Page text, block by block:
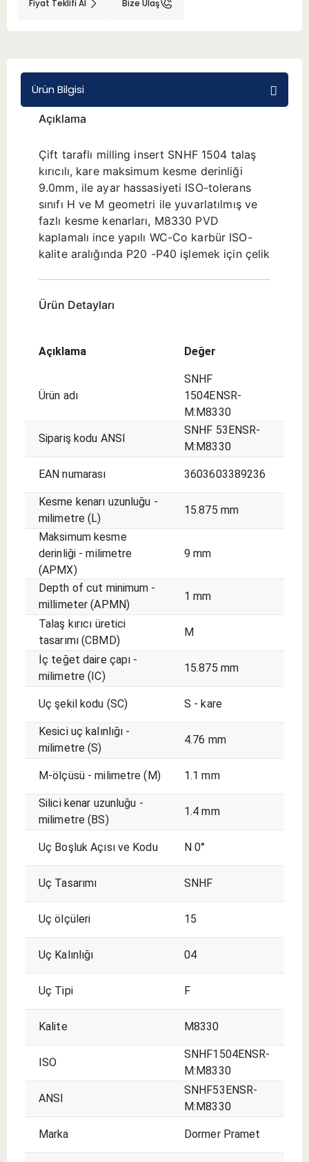
Adaptörler
Aksesuarlar
Fiyat Teklifi Al Bize Ulaş
Ürün Bilgisi
Açıklama
Çift taraflı milling insert SNHF 1504 talaş
kırıcılı, kare maksimum kesme derinliği
9.0mm, ile ayar hassasiyeti ISO-tolerans
sınıfı H ve M geometri ile yuvarlatılmış ve
fazlı kesme kenarları, M8330 PVD
kaplamalı ince yapılı WC-Co karbür ISO-
kalite aralığında P20 -P40 işlemek için çelik
Ürün Detayları
Açıklama Değer
Ürün adı
SNHF
1504ENSR-
M:M8330
Sipariş kodu ANSI
SNHF 53ENSR-
M:M8330
EAN numarası 3603603389236
Kesme kenarı uzunluğu -
milimetre (L)
15.875 mm
Maksimum kesme
derinliği - milimetre
(APMX)
9 mm
Depth of cut minimum -
millimeter (APMN)
1 mm
Talaş kırıcı üretici
tasarımı (CBMD)
M
İç teğet daire çapı -
milimetre (IC)
15.875 mm
Uç şekil kodu (SC) S - kare
Kesici uç kalınlığı -
milimetre (S)
4.76 mm
M-ölçüsü - milimetre (M) 1.1 mm
Silici kenar uzunluğu -
milimetre (BS)
1.4 mm
Uç Boşluk Açısı ve Kodu N 0°
Uç Tasarımı SNHF
Uç ölçüleri 15
Uç Kalınlığı 04
Uç Tipi F
Kalite M8330
ISO
SNHF1504ENSR-
M:M8330
ANSI
SNHF53ENSR-
M:M8330
Marka Dormer Pramet